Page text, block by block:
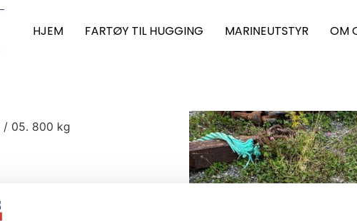
HJEM FARTØY TIL HUGGING MARINEUTSTYR OM
/ 05. 800 kg